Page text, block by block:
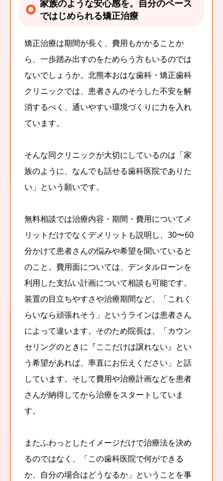
家族のような安心感を。自分のペース
ではじめられる矯正治療
矯正治療は期間が長く、費用もかかることか
ら、一歩踏み出すのをためらう方もいるのでは
ないでしょうか。北熊本おはな歯科・矯正歯科
クリニックでは、患者さんのそうした不安を解
消するべく、通いやすい環境づくりに力を入れ
ています。
そんな同クリニックが大切にしているのは「家
族のように、なんでも話せる歯科医院でありた
い」という願いです。
無料相談では治療内容・期間・費用についてメ
リットだけでなくデメリットも説明し、30〜60
分かけて患者さんの悩みや希望を聞いていると
のこと。費用面については、デンタルローンを
利用した支払い計画について相談も可能です。
装置の目立ちやすさや治療期間など、「これく
らいなら頑張れそう」というラインは患者さん
によって違います。そのため院長は、「カウン
セリングのときに『ここだけは譲れない』とい
う希望があれば、率直にお伝えください」と話
しています。そして費用や治療計画などを患者
さんが納得してから治療をスタートしていま
す。
またふわっとしたイメージだけで治療法を決め
るのではなく、「この歯科医院で何ができる
か、自分の場合はどうなるか」ということを事